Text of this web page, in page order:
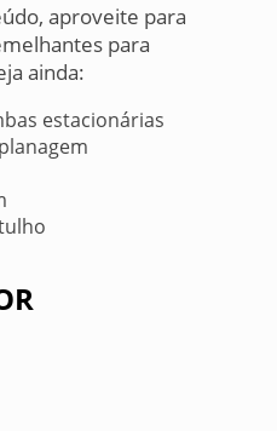
aproveite para
para
ainda:
estacionárias